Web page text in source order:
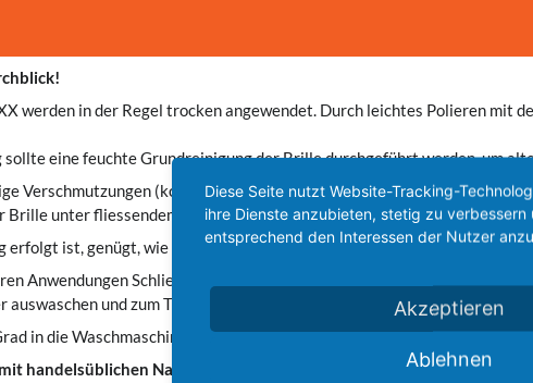
werden in der Regel trocken angewendet. Durch leichtes Polieren mit
sollte eine feuchte Grundreinigung der Brille durchgeführt werden, um
Verschmutzungen (kommt oft von den Rändern, an denen das Glas
unter fliessendem Wasser mit dem PUZZFUXX.
erfolgt ist, genügt, wie eben beschrieben, ein leichtes Polieren der
Anwendungen Schlieren beim trockenen Putzen hinterlassen, weil
und zum Trocknen aufhängen.
in die Waschmaschine geben, jedoch bitte ohne Weichspüler zu
handelsüblichen Nass-Brillentüchern verwenden.
Diese Seite nutzt Website-Tracking-
ihre Dienste anzubieten, stetig zu verbessern
entsprechend den Interessen der Nutzer
Akzeptieren
Ablehnen